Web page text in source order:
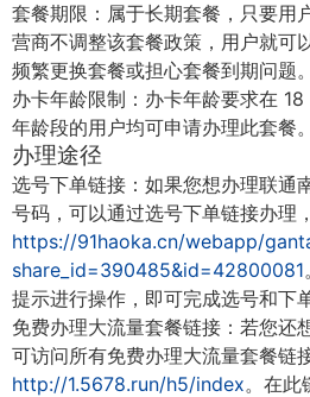
套餐期限：属于长期套餐，只要用
营商不调整该套餐政策，用户就可
频繁更换套餐或担心套餐到期问题。
办卡年龄限制：办卡年龄要求在
年龄段的用户均可申请办理此套餐。
办理途径
选号下单链接：如果您想办理联通
号码，可以通过选号下单链接办理
https://91haoka.cn/webapp/
share_id=390485&id=42800081
提示进行操作，即可完成选号和下
免费办理大流量套餐链接：若您还
可访问所有免费办理大流量套餐链
http://1.5678.run/h5/index。在此